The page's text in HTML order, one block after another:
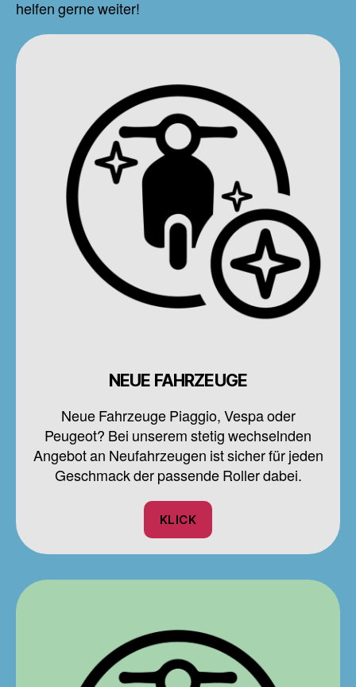
helfen gerne weiter!
NEUE FAHRZEUGE
Neue Fahrzeuge Piaggio, Vespa oder
Peugeot? Bei unserem stetig wechselnden
Angebot an Neufahrzeugen ist sicher für jeden
Geschmack der passende Roller dabei.
KLICK